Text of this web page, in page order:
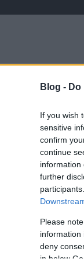
Blog -
If you wish
sensitive
confirm
continue
information
further
Please
information
deny
in below